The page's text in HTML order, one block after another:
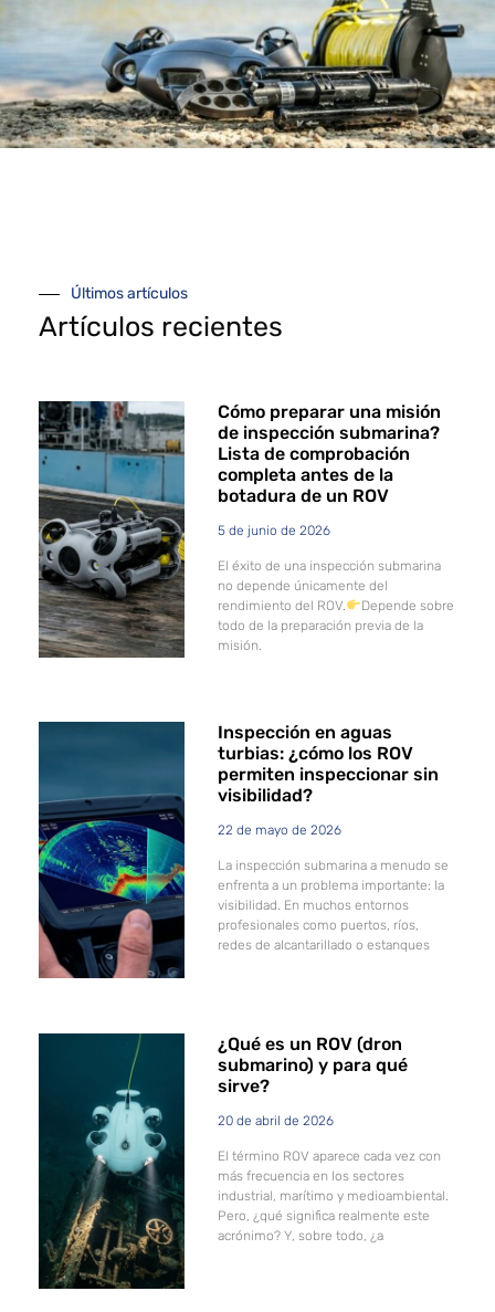
Últimos artículos
Artículos recientes
Cómo preparar una misión
de inspección submarina?
Lista de comprobación
completa antes de la
botadura de un ROV
5 de junio de 2026
El éxito de una inspección submarina
no depende únicamente del
rendimiento del ROV.
Depende sobre
todo de la preparación previa de la
misión.
Inspección en aguas
turbias: ¿cómo los ROV
permiten inspeccionar sin
visibilidad?
22 de mayo de 2026
La inspección submarina a menudo se
enfrenta a un problema importante: la
visibilidad. En muchos entornos
profesionales como puertos, ríos,
redes de alcantarillado o estanques
¿Qué es un ROV (dron
submarino) y para qué
sirve?
20 de abril de 2026
El término ROV aparece cada vez con
más frecuencia en los sectores
industrial, marítimo y medioambiental.
Pero, ¿qué significa realmente este
acrónimo? Y, sobre todo, ¿a